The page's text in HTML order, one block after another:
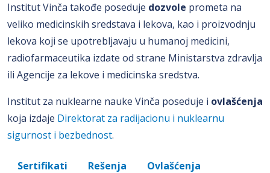
Institut Vinča takođe poseduje dozvole prometa na
veliko medicinskih sredstava i lekova, kao i proizvodnju
lekova koji se upotrebljavaju u humanoj medicini,
radiofarmaceutika izdate od strane Ministarstva zdravlja
ili Agencije za lekove i medicinska sredstva.
Institut za nuklearne nauke Vinča poseduje i ovlašćenja
koja izdaje Direktorat za radijacionu i nuklearnu
sigurnost i bezbednost.
Sertifikati Rešenja Ovlašćenja